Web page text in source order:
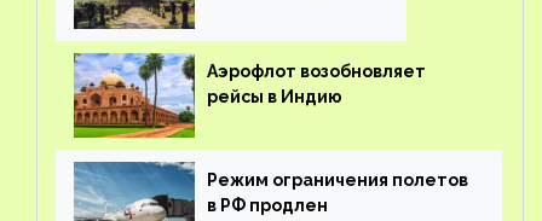
Аэрофлот возобновляет
рейсы в Индию
Режим ограничения полетов
в РФ продлен